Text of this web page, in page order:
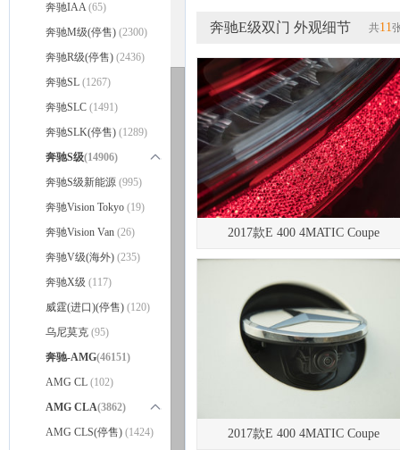
奔驰IAA(65)
奔驰M级(停售) (2300)
奔驰R级(停售) (2436)
奔驰SL (1267)
奔驰SLC (1491)
奔驰SLK(停售) (1289)
奔驰S级(14906)
奔驰S级(停售)(14095)
奔驰S级双门(694)
奔驰S级敞篷 (117)
奔驰S级新能源 (995)
奔驰Vision Tokyo (19)
奔驰Vision Van (26)
奔驰V级(海外) (235)
奔驰X级 (117)
威霆(进口)(停售) (120)
乌尼莫克 (95)
奔驰-AMG(46151)
AMG CL (102)
AMG CLA(3862)
奔驰CLA级AMG(3641)
AMG CLS(停售) (1424)
奔驰E级双门 外观细节 共11
2017款E 400 4MATIC Coupe
2017款E 400 4MATIC Coupe